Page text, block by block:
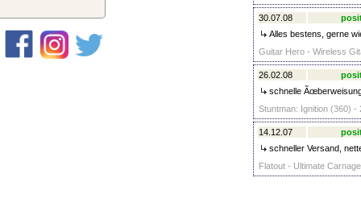
30.07.08
Alles bestens, gerne
Guitar Hero - Wireless
26.02.08
schnelle
Stuntman: Ignition (360) -
14.12.07
schneller Versand,
Flatout - Ultimate